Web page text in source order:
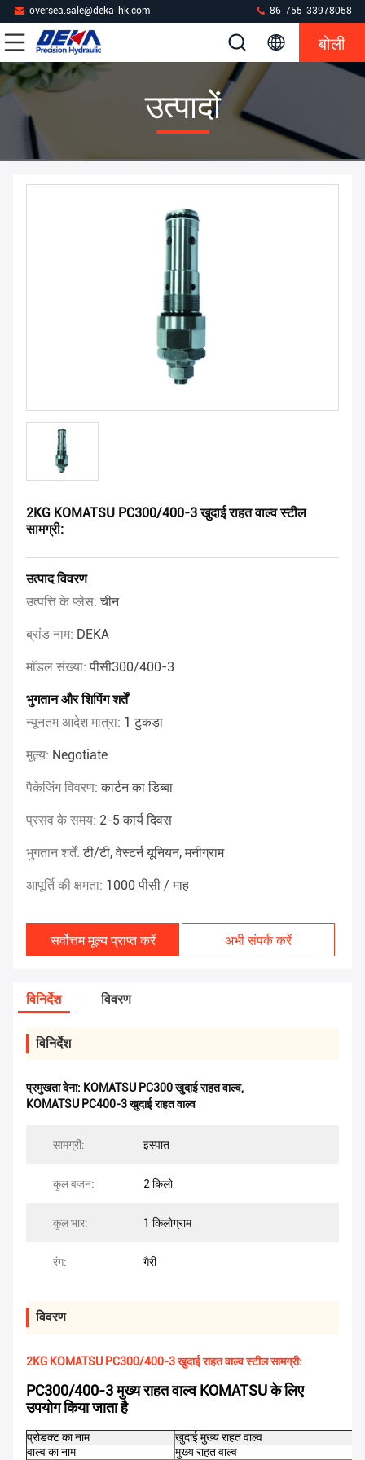
oversea.sale@deka-hk.com 86-755-33978058
बोली
उत्पादों
2KG KOMATSU PC300/400-3 खुदाई राहत वाल्व स्टील
सामग्री:
उत्पाद विवरण
उत्पत्ति के प्लेस:चीन
ब्रांड नाम: DEKA
मॉडल संख्या:पीसी300/400-3
भुगतान और शिपिंग शर्तें
न्यूनतम आदेश मात्रा: 1 टुकड़ा
मूल्य: Negotiate
पैकेजिंग विवरण:कार्टन का डिब्बा
प्रसव के समय: 2-5 कार्य दिवस
भुगतान शर्तें:टी/टी, वेस्टर्न यूनियन, मनीग्राम
आपूर्ति की क्षमता: 1000 पीसी / माह
सर्वोत्तम मूल्य प्राप्त करें अभी संपर्क करें
विनिर्देश विवरण
विनिर्देश
प्रमुखता देना: KOMATSU PC300 खुदाई राहत वाल्व,
KOMATSU PC400-3 खुदाई राहत वाल्व
सामग्री: इस्पात
कुल वजन: 2 किलो
कुल भार: 1 किलोग्राम
रंग: गैरी
विवरण
2KG KOMATSU PC300/400-3 खुदाई राहत वाल्व स्टील सामग्री:
PC300/400-3 मुख्य राहत वाल्व KOMATSU के लिए
उपयोग किया जाता है
प्रोडक्ट का नाम
खुदाई मुख्य राहत वाल्व
वाल्व का नाम
मुख्य राहत वाल्व